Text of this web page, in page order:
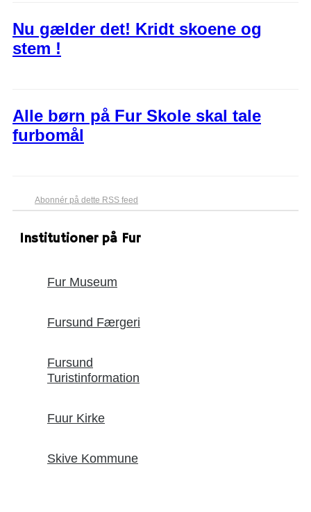
Nu gælder det! Kridt skoene og
stem !
Alle børn på Fur Skole skal tale
furbomål
Abonnér på dette RSS feed
Institutioner på Fur
Fur Museum
Fursund Færgeri
Fursund
Turistinformation
Fuur Kirke
Skive Kommune